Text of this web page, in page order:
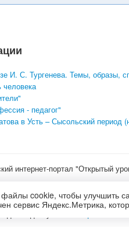
И. С. Тургенева. Темы, образы,
человека
- педагог"
в Усть – Сысольский период
интернет-портал "Открытый
файлов cookie•Политика
cookie, чтобы улучшить
сервис Яндекс.Метрика,